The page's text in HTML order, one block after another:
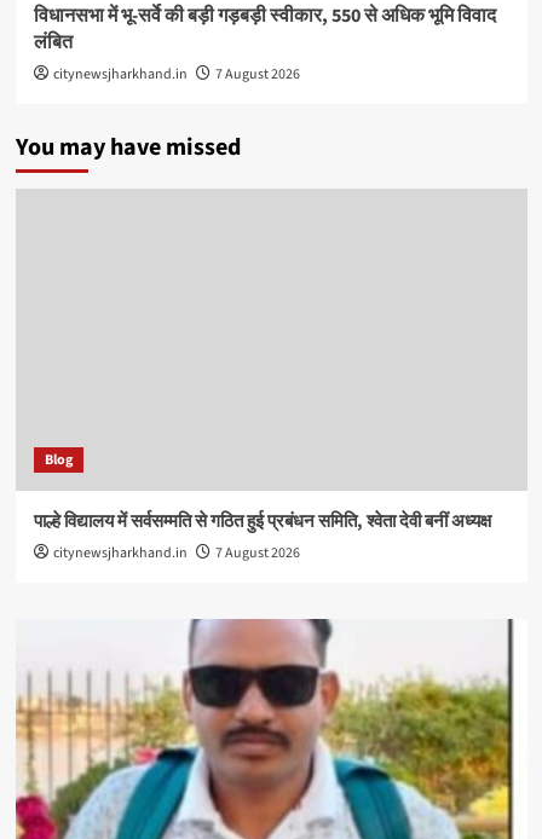
विधानसभा में भू-सर्वे की बड़ी गड़बड़ी स्वीकार, 550 से अधिक भूमि विवाद
लंबित
citynewsjharkhand.in 7 August 2026
You may have missed
Blog
पाल्हे विद्यालय में सर्वसम्मति से गठित हुई प्रबंधन समिति, श्वेता देवी बनीं अध्यक्ष
citynewsjharkhand.in 7 August 2026